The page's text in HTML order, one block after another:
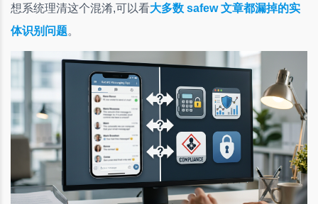
想系统理清这个混淆,可以看大多数 safew 文章都漏掉的实
体识别问题。